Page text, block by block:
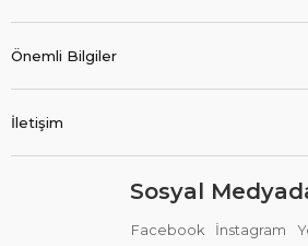
Önemli Bilgiler
İletişim
Sosyal
Facebook İnstagram